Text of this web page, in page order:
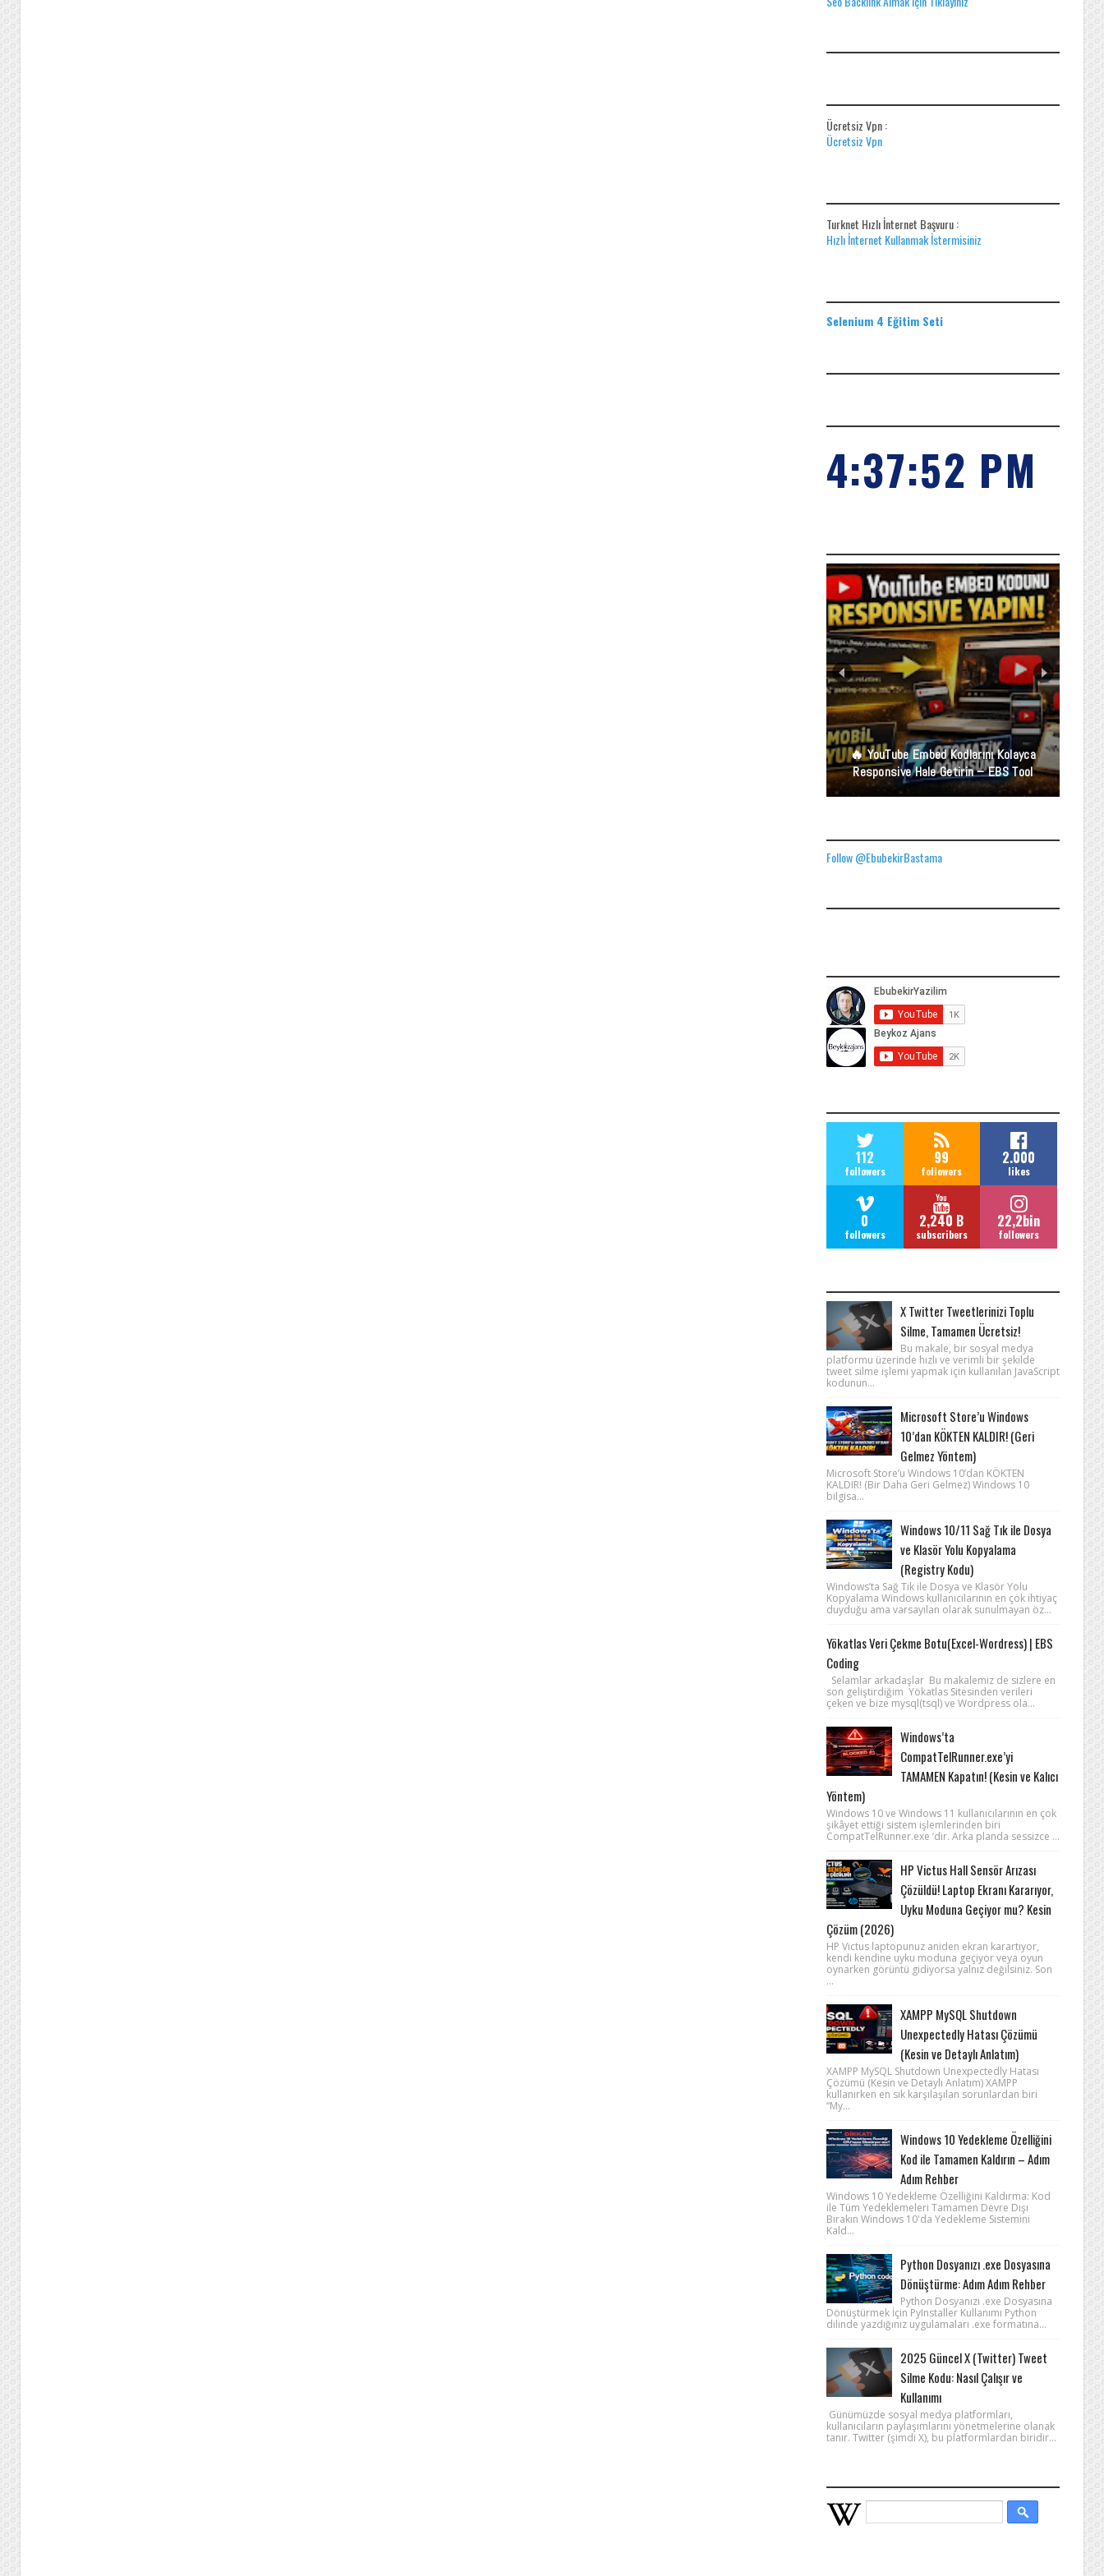
Ücretsiz Vpn :
Ücretsiz Vpn
Turknet Hızlı İnternet Başvuru :
Hızlı İnternet Kullanmak İstermisiniz
Selenium 4 Eğitim Seti
4:37:53 PM
🔥 YouTube Embed Kodlarını Kolayca
Responsive Hale Getirin – EBS Tool
Follow @EbubekirBastama
112
followers
99
followers
2.000
likes
0
followers
2,240 B
subscribers
22,2bin
followers
X Twitter Tweetlerinizi Toplu
Silme, Tamamen Ücretsiz!
Bu makale, bir sosyal medya
platformu üzerinde hızlı ve verimli bir şekilde
tweet silme işlemi yapmak için kullanılan JavaScript
kodunun...
Microsoft Store’u Windows
10’dan KÖKTEN KALDIR! (Geri
Gelmez Yöntem)
Microsoft Store’u Windows 10’dan KÖKTEN
KALDIR! (Bir Daha Geri Gelmez) Windows 10
bilgisa...
Windows 10/11 Sağ Tık ile Dosya
ve Klasör Yolu Kopyalama
(Registry Kodu)
Windows’ta Sağ Tık ile Dosya ve Klasör Yolu
Kopyalama Windows kullanıcılarının en çok ihtiyaç
duyduğu ama varsayılan olarak sunulmayan öz...
Yökatlas Veri Çekme Botu(Excel-Wordress) | EBS
Coding
Selamlar arkadaşlar Bu makalemiz de sizlere en
son geliştirdiğim Yökatlas Sitesinden verileri
çeken ve bize mysql(tsql) ve Wordpress ola...
Windows’ta
CompatTelRunner.exe’yi
TAMAMEN Kapatın! (Kesin ve Kalıcı
Yöntem)
Windows 10 ve Windows 11 kullanıcılarının en çok
şikâyet ettiği sistem işlemlerinden biri
CompatTelRunner.exe ’dir. Arka planda sessizce ...
HP Victus Hall Sensör Arızası
Çözüldü! Laptop Ekranı Kararıyor,
Uyku Moduna Geçiyor mu? Kesin
Çözüm (2026)
HP Victus laptopunuz aniden ekran karartıyor,
kendi kendine uyku moduna geçiyor veya oyun
oynarken görüntü gidiyorsa yalnız değilsiniz. Son
...
XAMPP MySQL Shutdown
Unexpectedly Hatası Çözümü
(Kesin ve Detaylı Anlatım)
XAMPP MySQL Shutdown Unexpectedly Hatası
Çözümü (Kesin ve Detaylı Anlatım) XAMPP
kullanırken en sık karşılaşılan sorunlardan biri
“My...
Windows 10 Yedekleme Özelliğini
Kod ile Tamamen Kaldırın – Adım
Adım Rehber
Windows 10 Yedekleme Özelliğini Kaldırma: Kod
ile Tüm Yedeklemeleri Tamamen Devre Dışı
Bırakın Windows 10'da Yedekleme Sistemini
Kald...
Python Dosyanızı .exe Dosyasına
Dönüştürme: Adım Adım Rehber
Python Dosyanızı .exe Dosyasına
Dönüştürmek İçin PyInstaller Kullanımı Python
dilinde yazdığınız uygulamaları .exe formatına...
2025 Güncel X (Twitter) Tweet
Silme Kodu: Nasıl Çalışır ve
Kullanımı
Günümüzde sosyal medya platformları,
kullanıcıların paylaşımlarını yönetmelerine olanak
tanır. Twitter (şimdi X), bu platformlardan biridir...